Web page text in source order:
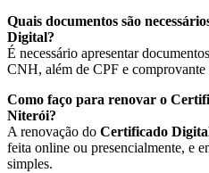
Quais documentos são
Digital?
É necessário apresentar
CNH, além de CPF e comprovante
Como faço para renovar o
Niterói?
A renovação do Certificado
feita online ou presencialmente, e
simples.